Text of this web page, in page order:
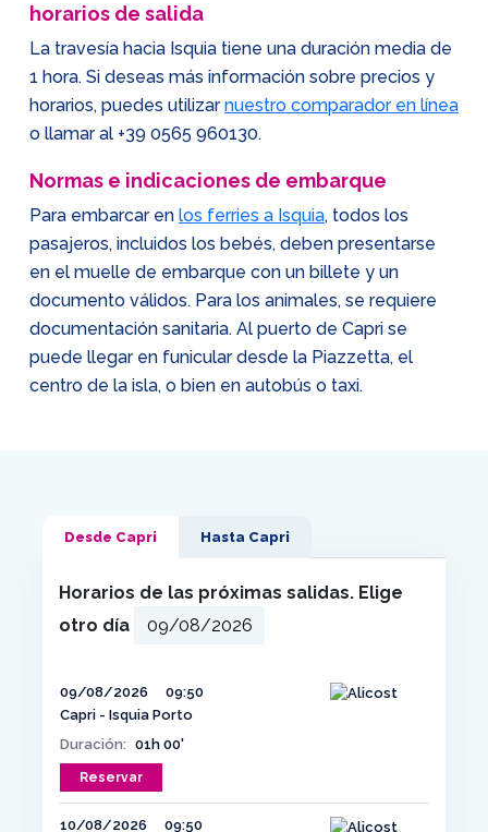
horarios de salida
La travesía hacia Isquia tiene una duración media de
1 hora. Si deseas más información sobre precios y
horarios, puedes utilizarnuestro comparador en línea
o llamar al +39 0565 960130.
Normas e indicaciones de embarque
Para embarcar en los ferries a Isquia, todos los
pasajeros, incluidos los bebés, deben presentarse
en el muelle de embarque con un billete y un
documento válidos. Para los animales, se requiere
documentación sanitaria. Al puerto de Capri se
puede llegar en funicular desde la Piazzetta, el
centro de la isla, o bien en autobús o taxi.
Desde Capri Hasta Capri
Horarios de las próximas salidas. Elige
otro día
09/08/2026
09:50
Capri - Isquia Porto
Duración: 01h 00'
Reservar
10/08/2026 09:50